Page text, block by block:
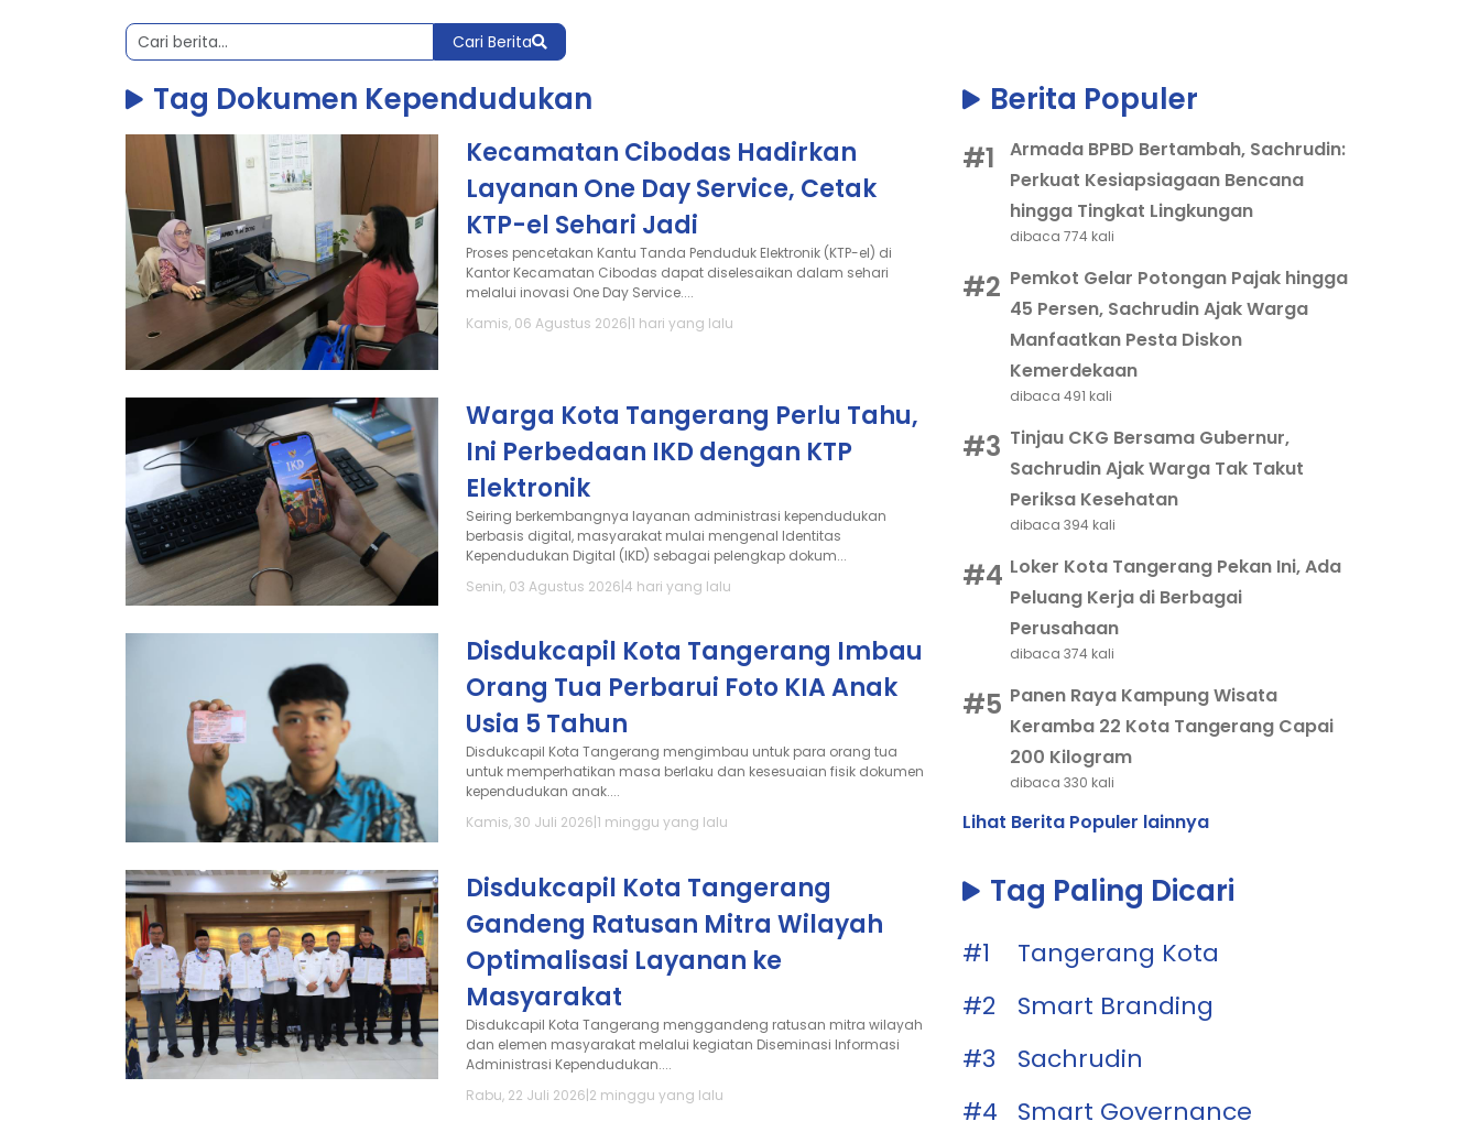
Cari Berita
Tag Dokumen Kependudukan
Kecamatan Cibodas Hadirkan
Layanan One Day Service, Cetak
KTP-el Sehari Jadi
Proses pencetakan Kantu Tanda Penduduk Elektronik (KTP-el) di
Kantor Kecamatan Cibodas dapat diselesaikan dalam sehari
melalui inovasi One Day Service....
Kamis, 06 Agustus 2026 1 hari yang lalu
Warga Kota Tangerang Perlu Tahu,
Ini Perbedaan IKD dengan KTP
Elektronik
Seiring berkembangnya layanan administrasi kependudukan
berbasis digital, masyarakat mulai mengenal Identitas
Kependudukan Digital (IKD) sebagai pelengkap dokum...
Senin, 03 Agustus 2026|4 hari yang lalu
Disdukcapil Kota Tangerang Imbau
Orang Tua Perbarui Foto KIA Anak
Usia 5 Tahun
Disdukcapil Kota Tangerang mengimbau untuk para orang tua
untuk memperhatikan masa berlaku dan kesesuaian fisik dokumen
kependudukan anak....
Kamis, 30 Juli 2026|1 minggu yang lalu
Disdukcapil Kota Tangerang
Gandeng Ratusan Mitra Wilayah
Optimalisasi Layanan ke
Masyarakat
Disdukcapil Kota Tangerang menggandeng ratusan mitra wilayah
dan elemen masyarakat melalui kegiatan Diseminasi Informasi
Administrasi Kependudukan....
Rabu, 22 Juli 2026|2 minggu yang lalu
Berita Populer
#1
Armada BPBD Bertambah, Sachrudin:
Perkuat Kesiapsiagaan Bencana
hingga Tingkat Lingkungan
dibaca 774 kali
#2 Pemkot Gelar Potongan Pajak hingga
45 Persen, Sachrudin Ajak Warga
Manfaatkan Pesta Diskon
Kemerdekaan
dibaca 491 kali
#3 Tinjau CKG Bersama Gubernur,
Sachrudin Ajak Warga Tak Takut
Periksa Kesehatan
dibaca 394 kali
#4 Loker Kota Tangerang Pekan Ini, Ada
Peluang Kerja di Berbagai
Perusahaan
dibaca 374 kali
#5 Panen Raya Kampung Wisata
Keramba 22 Kota Tangerang Capai
200 Kilogram
dibaca 330 kali
Lihat Berita Populer lainnya
Tag Paling Dicari
#1
Tangerang Kota
#2
Smart Branding
#3
Sachrudin
#4
Smart Governance